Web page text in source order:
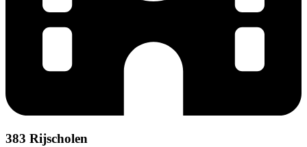
383 Rijscholen